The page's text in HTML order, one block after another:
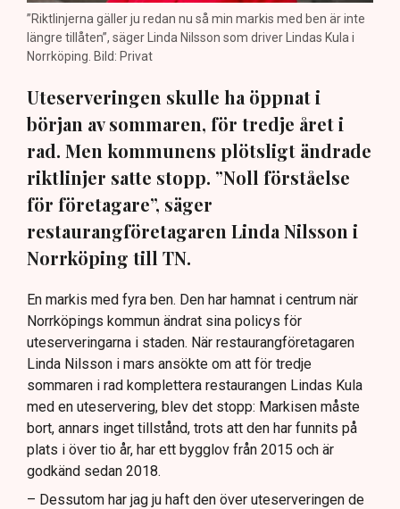
”Riktlinjerna gäller ju redan nu så min markis med ben är inte
längre tillåten”, säger Linda Nilsson som driver Lindas Kula i
Norrköping. Bild: Privat
Uteserveringen skulle ha öppnat i
början av sommaren, för tredje året i
rad. Men kommunens plötsligt ändrade
riktlinjer satte stopp. ”Noll förståelse
för företagare”, säger
restaurangföretagaren Linda Nilsson i
Norrköping till TN.
En markis med fyra ben. Den har hamnat i centrum när
Norrköpings kommun ändrat sina policys för
uteserveringarna i staden. När restaurangföretagaren
Linda Nilsson i mars ansökte om att för tredje
sommaren i rad komplettera restaurangen Lindas Kula
med en uteservering, blev det stopp: Markisen måste
bort, annars inget tillstånd, trots att den har funnits på
plats i över tio år, har ett bygglov från 2015 och är
godkänd sedan 2018.
– Dessutom har jag ju haft den över uteserveringen de